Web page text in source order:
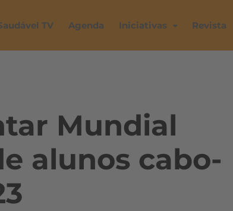
TV Agenda Iniciativas Revista
Mundial
alunos cabo-